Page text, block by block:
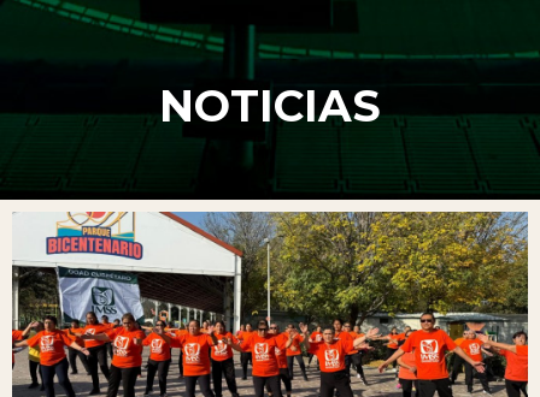
NOTICIAS